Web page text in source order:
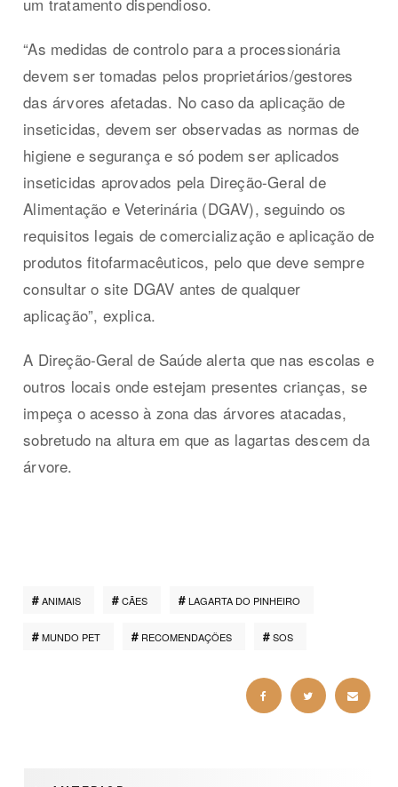
“As medidas de controlo para a processionária
devem ser tomadas pelos proprietários/gestores
das árvores afetadas. No caso da aplicação de
inseticidas, devem ser observadas as normas de
higiene e segurança e só podem ser aplicados
inseticidas aprovados pela Direção-Geral de
Alimentação e Veterinária (DGAV), seguindo os
requisitos legais de comercialização e aplicação de
produtos fitofarmacêuticos, pelo que deve sempre
consultar o site DGAV antes de qualquer
aplicação”, explica.
A Direção-Geral de Saúde alerta que nas escolas e
outros locais onde estejam presentes crianças, se
impeça o acesso à zona das árvores atacadas,
sobretudo na altura em que as lagartas descem da
árvore.
ANIMAIS CÃES LAGARTA DO PINHEIRO
MUNDO PET RECOMENDAÇÕES SOS